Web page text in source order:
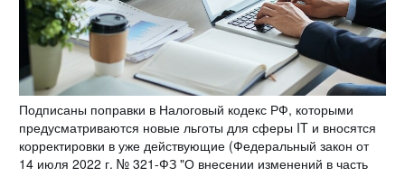
Подписаны поправки в Налоговый кодекс РФ, которыми
предусматриваются новые льготы для сферы IT и вносятся
корректировки в уже действующие (Федеральный закон от
14 июля 2022 г. № 321-ФЗ "О внесении изменений в часть